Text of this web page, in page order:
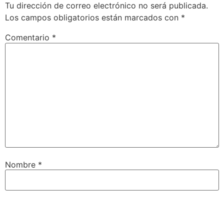
Tu dirección de correo electrónico no será publicada.
Los campos obligatorios están marcados con *
Comentario *
Nombre *